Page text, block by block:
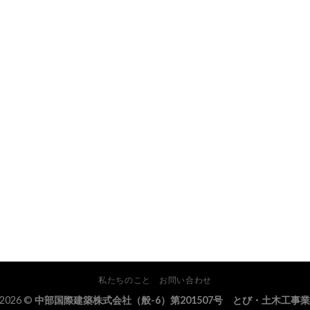
私たちのこと お問い合わせ
© 中部国際建築株式会社（般-6）第201507号 とび・土木工事